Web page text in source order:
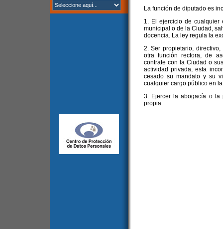
La función de diputado es
1. El ejercicio de cualquier
municipal o de la Ciudad,
docencia. La ley regula la
2. Ser propietario,
otra función rectora, de
contrate con la Ciudad o
actividad privada, esta
cesado su mandato y su
cualquier cargo público en
3. Ejercer la abogacía o la
propia.